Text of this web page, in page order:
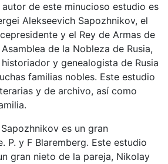
autor de este minucioso estudio es
Alekseevich Sapozhnikov, el
y el Rey de Armas de
Asamblea de la Nobleza de Rusia,
y genealogista de Rusia
familias nobles. Este estudio
y de archivo, así como
es un gran
P. y F Blaremberg. Este estudio
gran nieto de la pareja, Nikolay